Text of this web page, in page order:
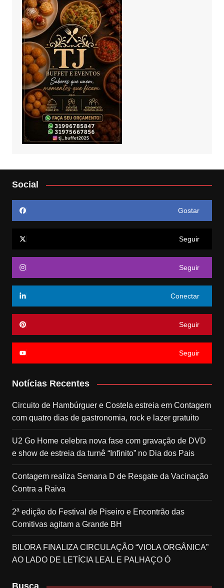
Social
Gostar
Seguir
Seguir
Conectar
Seguir
Seguir
Notícias Recentes
Circuito de Hambúrguer e Costela estreia em Contagem
com quatro dias de gastronomia, rock e lazer gratuito
U2 Go Home celebra nova fase com gravação de DVD
e show de estreia da turnê “Infinito” no Dia dos Pais
Contagem realiza Semana D de Resgate da Vacinação
Contra a Raiva
2ª edição do Festival de Piseiro e Encontrão das
Comitivas agitam a Grande BH
BILORA FINALIZA CIRCULAÇÃO “VIOLA ORGÂNICA”
AO LADO DE LETÍCIA LEAL E PALHAÇO Ó